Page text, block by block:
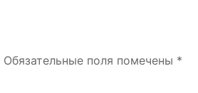
Обязательные поля помечены *